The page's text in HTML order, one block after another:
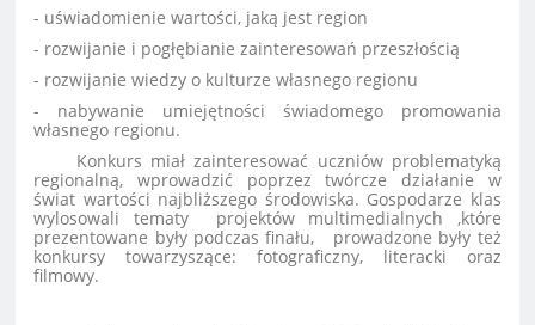
- uświadomienie wartości, jaką jest region
- rozwijanie i pogłębianie zainteresowań przeszłością
- rozwijanie wiedzy o kulturze własnego regionu
- nabywanie umiejętności świadomego promowania
własnego regionu.
Konkurs miał zainteresować uczniów problematyką
regionalną, wprowadzić poprzez twórcze działanie w
świat wartości najbliższego środowiska. Gospodarze klas
wylosowali tematy projektów multimedialnych ,które
prezentowane były podczas finału, prowadzone były też
konkursy towarzyszące: fotograficzny, literacki oraz
filmowy.